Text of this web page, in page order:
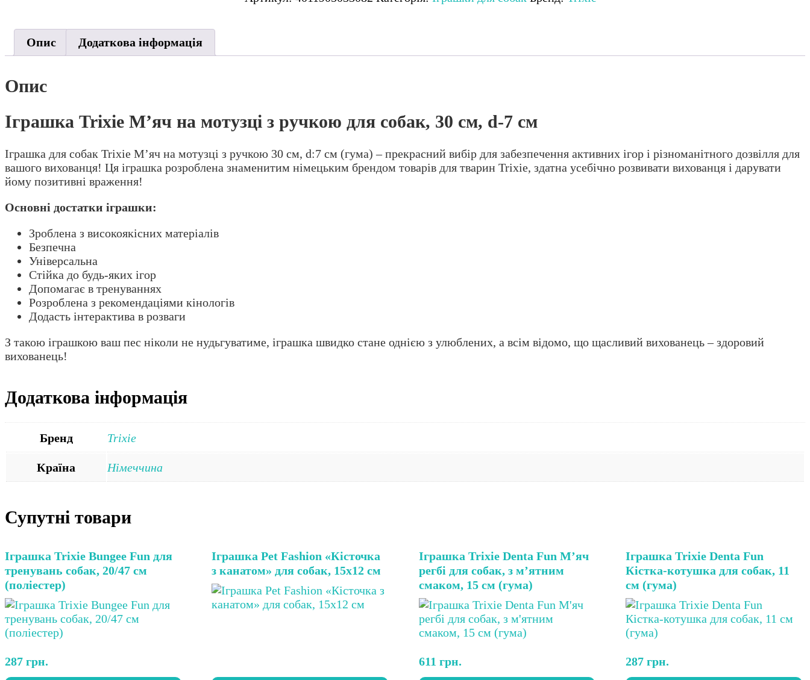
7
см
кількість
Опис Додаткова інформація
Опис
Іграшка Trixie М’яч на мотузці з ручкою для собак, 30 см, d-7 см
Іграшка для собак Trixie М’яч на мотузці з ручкою 30 см, d:7 см (гума) – прекрасний вибір для забезпечення активних ігор і різноманітного дозвілля для
вашого вихованця! Ця іграшка розроблена знаменитим німецьким брендом товарів для тварин Trixie, здатна усебічно розвивати вихованця і дарувати
йому позитивні враження!
Основні достатки іграшки:
Зроблена з високоякісних матеріалів
Безпечна
Універсальна
Стійка до будь-яких ігор
Допомагає в тренуваннях
Розроблена з рекомендаціями кінологів
Додасть інтерактива в розваги
З такою іграшкою ваш пес ніколи не нудьгуватиме, іграшка швидко стане однією з улюблених, а всім відомо, що щасливий вихованець – здоровий
вихованець!
Додаткова інформація
Бренд Trixie
Країна Німеччина
Супутні товари
Іграшка Trixie Bungee Fun для
тренувань собак, 20/47 см
(поліестер)
287 грн.
Іграшка Pet Fashion «Кісточка
з канатом» для собак, 15х12 см
Іграшка Trixie Denta Fun М’яч
регбі для собак, з м’ятним
смаком, 15 см (гума)
611 грн.
Іграшка Trixie Denta Fun
Кістка-котушка для собак, 11
см (гума)
287 грн.